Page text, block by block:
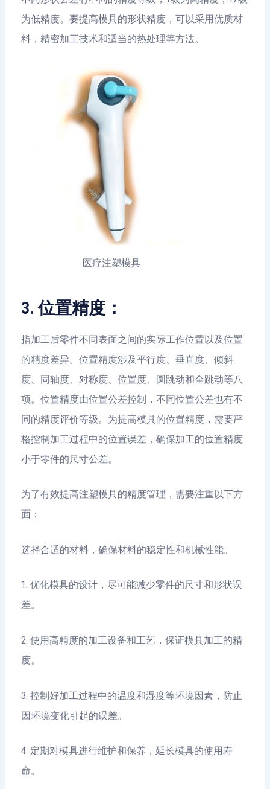
为低精度。要提高模具的形状精度，可以采用优质材
料，精密加工技术和适当的热处理等方法。
医疗注塑模具
3. 位置精度：
指加工后零件不同表面之间的实际工作位置以及位置
的精度差异。位置精度涉及平行度、垂直度、倾斜
度、同轴度、对称度、位置度、圆跳动和全跳动等八
项。位置精度由位置公差控制，不同位置公差也有不
同的精度评价等级。为提高模具的位置精度，需要严
格控制加工过程中的位置误差，确保加工的位置精度
小于零件的尺寸公差。
为了有效提高注塑模具的精度管理，需要注重以下方
面：
选择合适的材料，确保材料的稳定性和机械性能。
1. 优化模具的设计，尽可能减少零件的尺寸和形状误
差。
2. 使用高精度的加工设备和工艺，保证模具加工的精
度。
3. 控制好加工过程中的温度和湿度等环境因素，防止
因环境变化引起的误差。
4. 定期对模具进行维护和保养，延长模具的使用寿
命。